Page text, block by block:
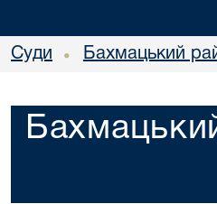
Суди • Бахмацький